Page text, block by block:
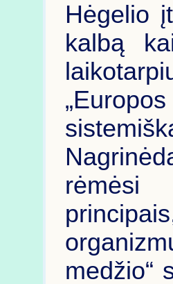
Hėgelio
kalbą
rėmėsi
medžio“